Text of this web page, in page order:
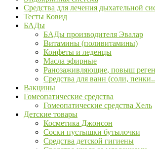
Средства для лечения дыхательной
Тесты Ковид
БАДы
БАДы производителя Эвалар
Витамины (поливитамины)
Конфеты и леденцы
Масла эфирные
Ранозаживляющие, повыш
Средства для ванн (соли,
Вакцины
Гомеопатические средства
Гомеопатические средства Хель
Детские товары
Косметика Джонсон
Соски пустышки бутылочки
Средства детской гигиены